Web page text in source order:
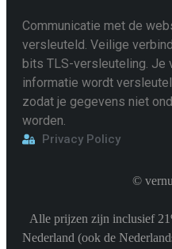
Communicatie met de
versleuteld. Veilige
bits TLS-versleuteling. Je
informatie wordt
zodat je gegevens niet
worden.
Privacy Policy
©
Alle prijzen zijn inclusief
Nederland (ook de